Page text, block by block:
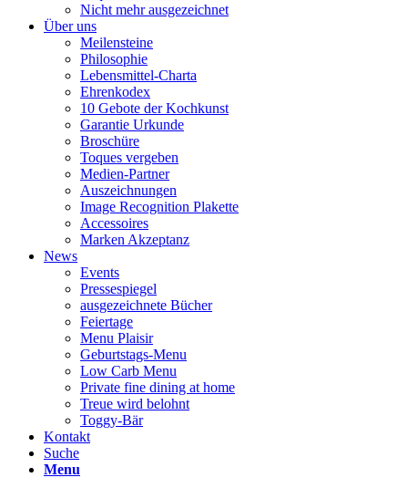
Nicht mehr ausgezeichnet
Über uns
Meilensteine
Philosophie
Lebensmittel-Charta
Ehrenkodex
10 Gebote der Kochkunst
Garantie Urkunde
Broschüre
Toques vergeben
Medien-Partner
Auszeichnungen
Image Recognition Plakette
Accessoires
Marken Akzeptanz
News
Events
Pressespiegel
ausgezeichnete Bücher
Feiertage
Menu Plaisir
Geburtstags-Menu
Low Carb Menu
Private fine dining at home
Treue wird belohnt
Toggy-Bär
Kontakt
Suche
Menu